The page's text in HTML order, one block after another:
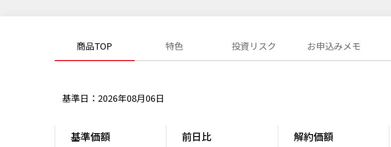
商品TOP 特色 投資リスク お申込みメモ
基準日：2026年08月06日
基準価額 前日比 解約価額